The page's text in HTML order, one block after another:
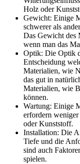
Holz oder
Gewicht: Einige
schwerer als
Das Gewicht des
wenn man das
Optik: Die Optik
Entscheidung
Materialien, wie
das gut in
Materialien, wie
können.
Wartung: Einige
erfordern
oder Kunststoff.
Installation: Die
Tiefe und die
sind auch
spielen.